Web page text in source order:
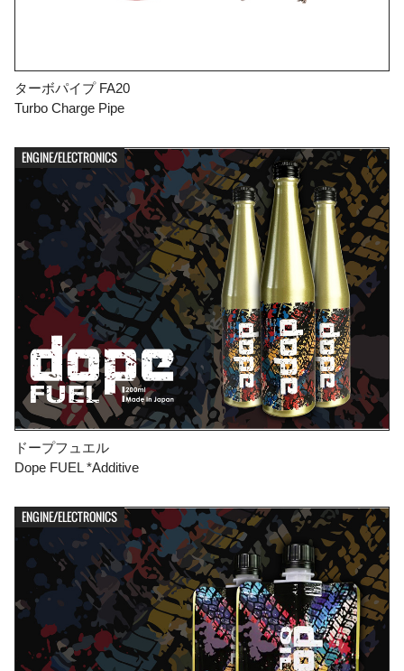
ターボパイプ FA20
Turbo Charge Pipe
ENGINE/ELECTRONICS
ドープフュエル
Dope FUEL *Additive
ENGINE/ELECTRONICS